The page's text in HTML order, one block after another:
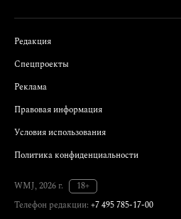
Редакция
Спецпроекты
Реклама
Правовая информация
Условия использования
Политика конфиденциальности
WMJ, 2026 г.
18+
Телефон редакции: +7 495 785-17-00